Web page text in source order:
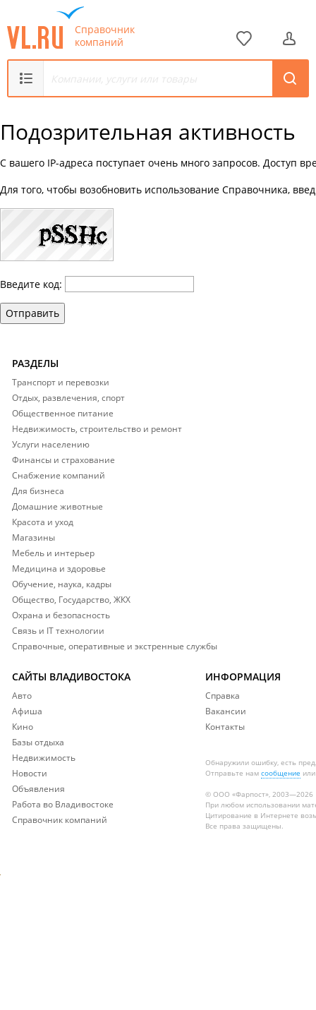
Справочник
компаний
Подозрительная активность
С вашего IP-адреса поступает очень много запросов. Доступ
Для того, чтобы возобновить использование Справочника,
Введите код:
Отправить
РАЗДЕЛЫ
Транспорт и перевозки
Отдых, развлечения, спорт
Общественное питание
Недвижимость, строительство и ремонт
Услуги населению
Финансы и страхование
Снабжение компаний
Для бизнеса
Домашние животные
Красота и уход
Магазины
Мебель и интерьер
Медицина и здоровье
Обучение, наука, кадры
Общество, Государство, ЖКХ
Охрана и безопасность
Связь и IT технологии
Справочные, оперативные и экстренные службы
САЙТЫ ВЛАДИВОСТОКА
Авто
Афиша
Кино
Базы отдыха
Недвижимость
Новости
Объявления
Работа во Владивостоке
Справочник компаний
ИНФОРМАЦИЯ
Справка
Вакансии
Контакты
Обнаружили ошибку, есть
Отправьте нам сообщение
© ООО «Фарпост», 2003—2026
При любом использовании
Цитирование в Интернете
Все права защищены.